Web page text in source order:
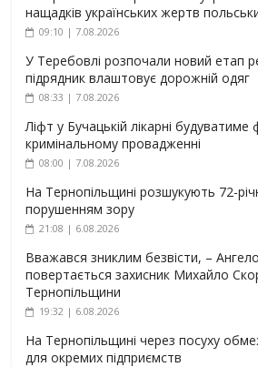
нащадків українських жертв
09:10 | 7.08.2026
У Теребовлі розпочали новий етап
підрядник влаштовує дорожній одяг
08:33 | 7.08.2026
Ліфт у Бучацькій лікарні будуватиме
кримінальному провадженні
08:00 | 7.08.2026
На Тернопільщині розшукують 72-
порушенням зору
21:08 | 6.08.2026
Вважався зниклим безвісти, –
повертається захисник Михайло
Тернопільщини
19:32 | 6.08.2026
На Тернопільщині через посуху
для окремих підприємств